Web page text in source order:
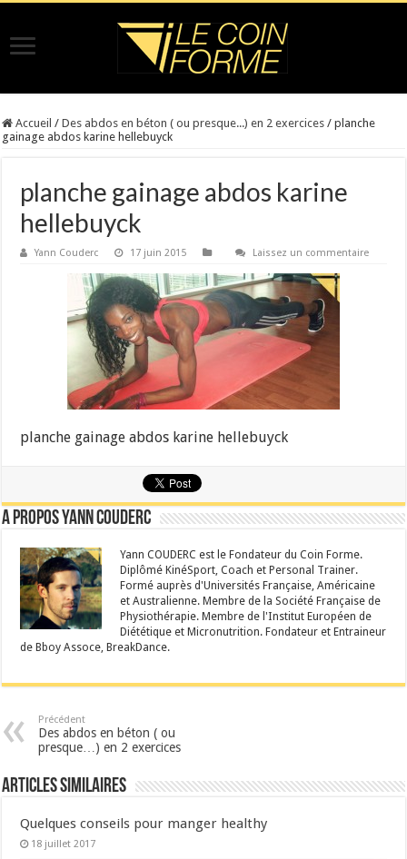
Accueil / Des abdos en béton ( ou presque...) en 2 exercices / planche
gainage abdos karine hellebuyck
planche gainage abdos karine
hellebuyck
Yann Couderc 17 juin 2015 Laissez un commentaire
planche gainage abdos karine hellebuyck
A propos Yann Couderc
Yann COUDERC est le Fondateur du Coin Forme.
Diplômé KinéSport, Coach et Personal Trainer.
Formé auprès d'Universités Française, Américaine
et Australienne. Membre de la Société Française de
Physiothérapie. Membre de l'Institut Européen de
Diététique et Micronutrition. Fondateur et Entraineur
de Bboy Assoce, BreakDance.
Précédent
Des abdos en béton ( ou
presque…) en 2 exercices
Articles similaires
Quelques conseils pour manger healthy
18 juillet 2017